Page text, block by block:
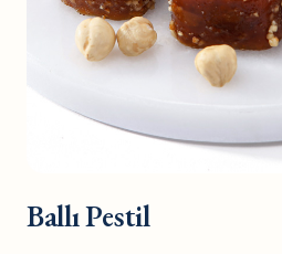
Ballı Pestil